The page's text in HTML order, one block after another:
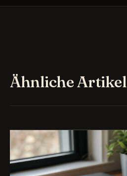
Ähnliche Artikel